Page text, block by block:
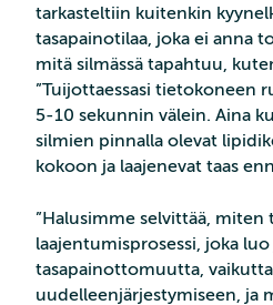
tarkasteltiin kuitenkin
tasapainotilaa, joka ei anna
mitä silmässä tapahtuu,
”Tuijottaessasi tietokoneen
5-10 sekunnin välein. Aina
silmien pinnalla olevat
kokoon ja laajenevat taas
”Halusimme selvittää,
laajentumisprosessi, joka luo
tasapainottomuutta,
uudelleenjärjestymiseen, ja